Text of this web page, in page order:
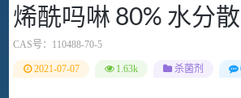
烯酰吗啉 80% 水分
CAS号： 110488-70-5
2021-07-07 1.63k 杀菌剂